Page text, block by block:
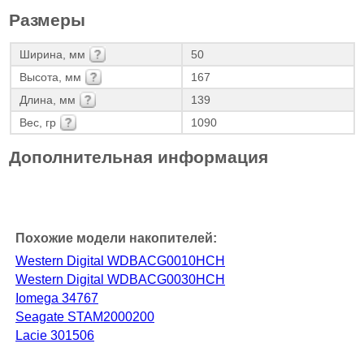
Размеры
Ширина, мм
50
Высота, мм
167
Длина, мм
139
Вес, гр
1090
Дополнительная информация
Похожие модели накопителей:
Western Digital WDBACG0010HCH
Western Digital WDBACG0030HCH
Iomega 34767
Seagate STAM2000200
Lacie 301506